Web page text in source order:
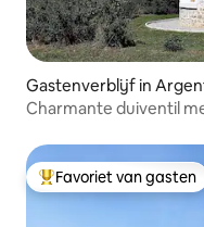
Gastenverblijf in
Charmante duiventil
Topfavoriet van gasten
Favoriet van gasten